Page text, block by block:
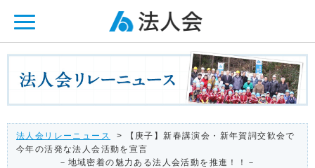
法人会リレーニュース
> 【庚子】新春講演会・新年賀詞交歓会で
今年の活発な法人会活動を宣言
－地域密着の魅力ある法人会活動を推進！！－